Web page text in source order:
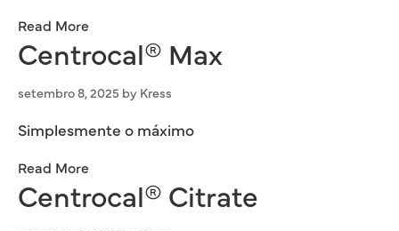
Read More
Centrocal® Max
setembro 8, 2025 by Kress
Simplesmente o máximo
Read More
Centrocal® Citrate